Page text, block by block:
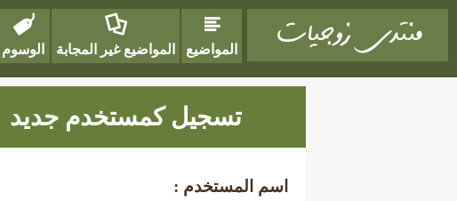
المواضيع المواضيع غير المجابة الوسوم
تسجيل كمستخدم جديد
اسم المستخدم :